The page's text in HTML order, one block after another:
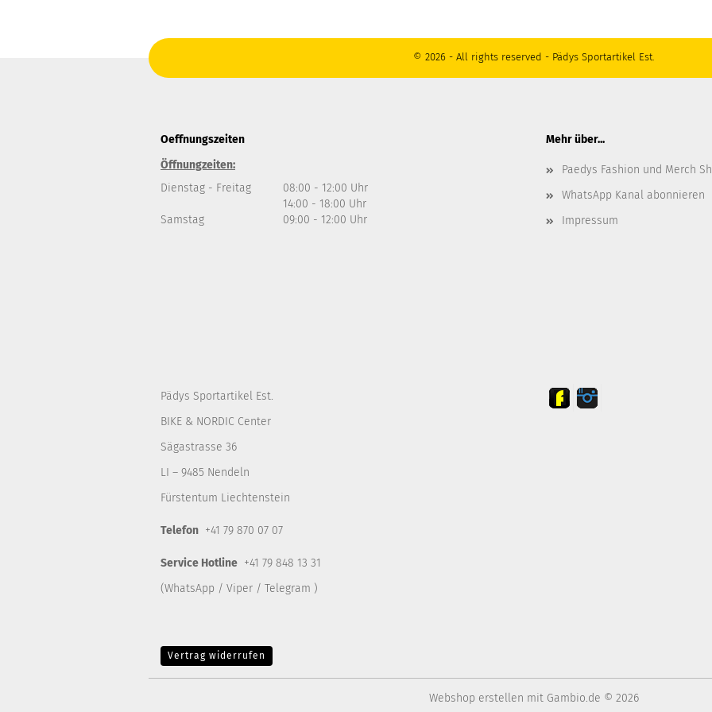
© 2026 - All rights reserved - Pädys Sportartikel Est.
Oeffnungszeiten
Öffnungzeiten:
Dienstag - Freitag
08:00 - 12:00 Uhr
14:00 - 18:00 Uhr
Samstag
09:00 - 12:00 Uhr
Mehr über...
Paedys Fashion und Merch
WhatsApp Kanal abonnieren
Impressum
Pädys Sportartikel Est.
BIKE & NORDIC Center
Sägastrasse 36
LI – 9485 Nendeln
Fürstentum Liechtenstein
Telefon +41 79 870 07 07
Service Hotline +41 79 848 13 31
(WhatsApp / Viper / Telegram )
Vertrag widerrufen
Webshop erstellen mit Gambio.de © 2026